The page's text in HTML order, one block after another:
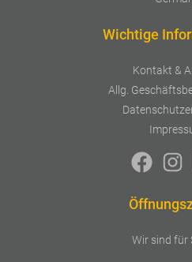
Wichtige
Kontakt &
Allg.
Wir sind für